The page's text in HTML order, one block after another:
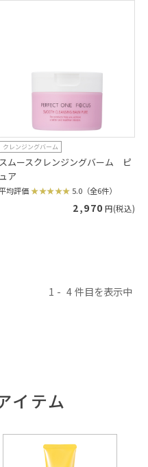
クレンジングバーム
スムースクレンジングバーム ピ
ュア
均評価 5.0（全6件）
2,970 円(税込)
1 4
イテム